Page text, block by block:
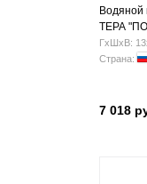
Водяной
ТЕРА
3/4" (4 п)
ГхШхВ:
Страна:
7 018